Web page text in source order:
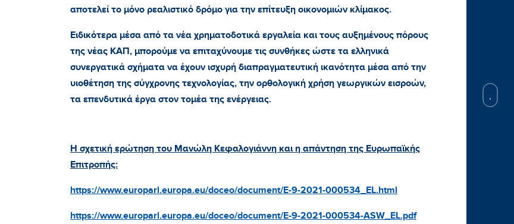
αποτελεί το μόνο ρεαλιστικό δρόμο για την επίτευξη οικονομιών κλίμακος.
Ειδικότερα μέσα από τα νέα χρηματοδοτικά εργαλεία και τους αυξημένους πόρους
της νέας ΚΑΠ, μπορούμε να επιταχύνουμε τις συνθήκες ώστε τα ελληνικά
συνεργατικά σχήματα να έχουν ισχυρή διαπραγματευτική ικανότητα μέσα από την
υιοθέτηση της σύγχρονης τεχνολογίας, την ορθολογική χρήση γεωργικών εισροών,
τα επενδυτικά έργα στον τομέα της ενέργειας.
Η σχετική ερώτηση του Μανώλη Κεφαλογιάννη και η απάντηση της Ευρωπαϊκής
Επιτροπής:
https://www.europarl.europa.eu/doceo/document/E-9-2021-000534_EL.html
https://www.europarl.europa.eu/doceo/document/E-9-2021-000534-ASW_EL.pdf